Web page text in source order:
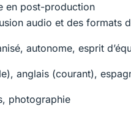
en post-production
audio et des formats
autonome, esprit
anglais (courant),
photographie